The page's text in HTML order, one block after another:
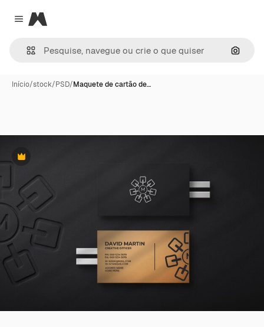
Close menu
Magnific
Início/stock/PSD/Maquete de cartão de…
Premium